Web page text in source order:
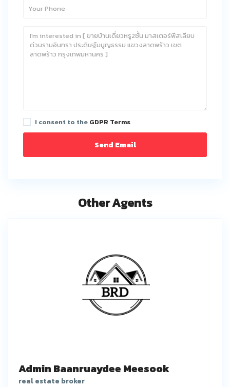
I consent to the GDPR Terms
Other Agents
Admin Baanruaydee Meesook
real estate broker